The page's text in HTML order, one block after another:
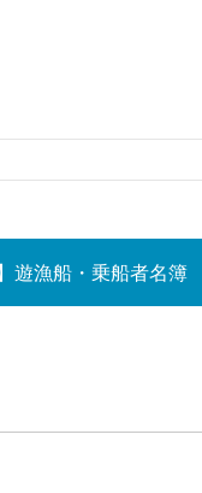
遊漁船・乗船者名簿